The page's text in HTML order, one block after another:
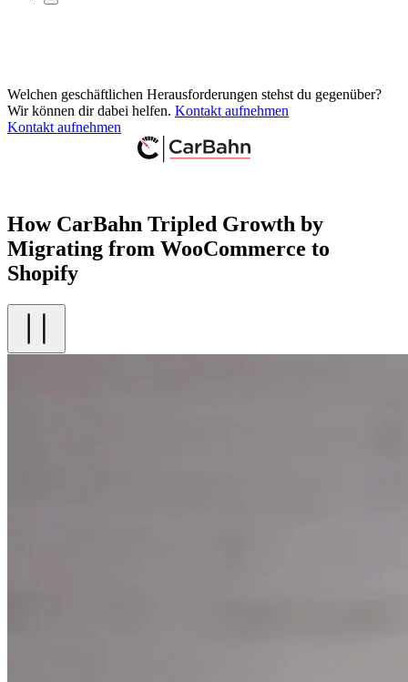
Welchen geschäftlichen Herausforderungen stehst du gegenüber?
Wir können dir dabei helfen. Kontakt aufnehmen
Kontakt aufnehmen
How CarBahn Tripled Growth by
Migrating from WooCommerce to
Shopify